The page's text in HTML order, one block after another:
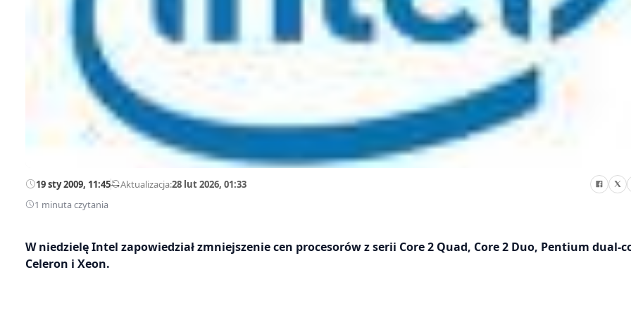
19 sty 2009, 11:45—Aktualizacja:28 lut 2026, 01:33
1 minuta czytania
W niedzielę Intel zapowiedział zmniejszenie cen procesorów z serii Core 2 Quad, Core 2 Duo, Pentium dual-
Celeron i Xeon.